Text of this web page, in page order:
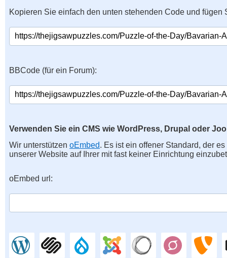
Kopieren Sie einfach den unten stehenden Code und fügen
BBCode (für ein Forum):
Verwenden Sie ein CMS wie WordPress, Drupal oder
Wir unterstützen oEmbed. Es ist ein offener Standard, der
unserer Website auf Ihrer mit fast keiner Einrichtung
oEmbed url: